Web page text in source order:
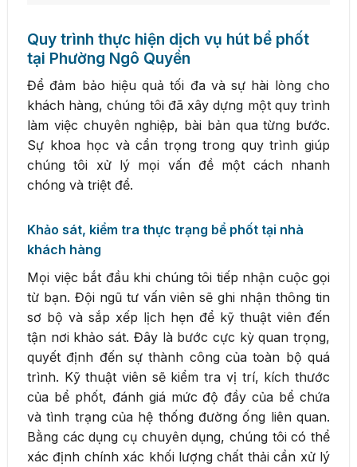
Quy trình thực hiện dịch vụ hút bể phốt
tại Phường Ngô Quyền
Để đảm bảo hiệu quả tối đa và sự hài lòng cho
khách hàng, chúng tôi đã xây dựng một quy trình
làm việc chuyên nghiệp, bài bản qua từng bước.
Sự khoa học và cẩn trọng trong quy trình giúp
chúng tôi xử lý mọi vấn đề một cách nhanh
chóng và triệt để.
Khảo sát, kiểm tra thực trạng bể phốt tại nhà
khách hàng
Mọi việc bắt đầu khi chúng tôi tiếp nhận cuộc gọi
từ bạn. Đội ngũ tư vấn viên sẽ ghi nhận thông tin
sơ bộ và sắp xếp lịch hẹn để kỹ thuật viên đến
tận nơi khảo sát. Đây là bước cực kỳ quan trọng,
quyết định đến sự thành công của toàn bộ quá
trình. Kỹ thuật viên sẽ kiểm tra vị trí, kích thước
của bể phốt, đánh giá mức độ đầy của bể chứa
và tình trạng của hệ thống đường ống liên quan.
Bằng các dụng cụ chuyên dụng, chúng tôi có thể
xác định chính xác khối lượng chất thải cần xử lý